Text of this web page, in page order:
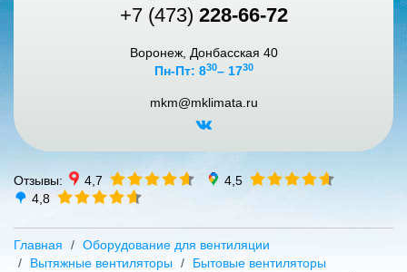
+7 (473) 228-66-72
Воронеж, Донбасская 40
Пн-Пт: 830– 1730
mkm@mklimata.ru
Отзывы: 4,7
4,5
4,8
Главная
Оборудование для вентиляции
Вытяжные вентиляторы
Бытовые вентиляторы